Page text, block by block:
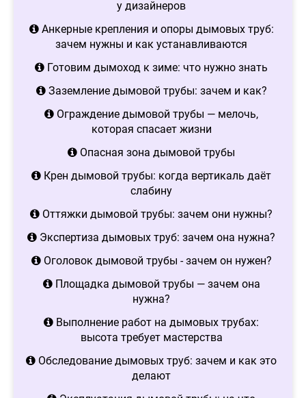
у дизайнеров
Анкерные крепления и опоры дымовых труб:
зачем нужны и как устанавливаются
Готовим дымоход к зиме: что нужно знать
Заземление дымовой трубы: зачем и как?
Ограждение дымовой трубы — мелочь,
которая спасает жизни
Опасная зона дымовой трубы
Крен дымовой трубы: когда вертикаль даёт
слабину
Оттяжки дымовой трубы: зачем они нужны?
Экспертиза дымовых труб: зачем она нужна?
Оголовок дымовой трубы - зачем он нужен?
Площадка дымовой трубы — зачем она
нужна?
Выполнение работ на дымовых трубах:
высота требует мастерства
Обследование дымовых труб: зачем и как это
делают